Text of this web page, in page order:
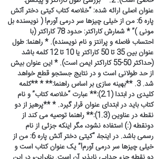
عنوان اصلی ارائه شده: “خلاصه کتاب کیتی دختر آتش
پاره 6: من از خیلی چیزها سر درمی آورم! ( نویسنده بل
مونی )” * شمارش کاراکتر: حدود 78 کاراکتر (با
احتساب فاصله و پرانتز و نام نویسنده). * راهنما: طول
عنوان بین 35 تا 50 کاراکتر یا 10 تا 12 کلمه باشد
(حداکثر 50-55 کاراکتر ایمن است). * این عنوان بیش
از حد طولانی است و در نتایج جستجو قطع خواهد
شد. 3. **بهینه سازی بر اساس راهنما:** * **کلمه
کلیدی در ابتدا (2.1):** عبارت “خلاصه کتاب” و نام
کتاب باید در ابتدای عنوان قرار گیرد. * **پرهیز از دو
نقطه در عناوین (1.3):** راهنما توصیه می کند از
دونقطه (:) استفاده نشود، مگر اینکه جزئی از نام
رسمی باشد. در اینجا، “کیتی دختر آتش پاره 6: من از
خیلی چیزها سر درمی آورم!” یک عنوان کتاب است و